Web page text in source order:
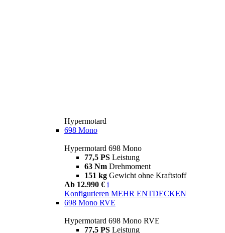
Hypermotard
698 Mono
Hypermotard 698 Mono
77,5 PS Leistung
63 Nm Drehmoment
151 kg Gewicht ohne Kraftstoff
Ab 12.990 € i
Konfigurieren MEHR ENTDECKEN
698 Mono RVE
Hypermotard 698 Mono RVE
77,5 PS Leistung